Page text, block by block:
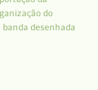
do
banda desenhada